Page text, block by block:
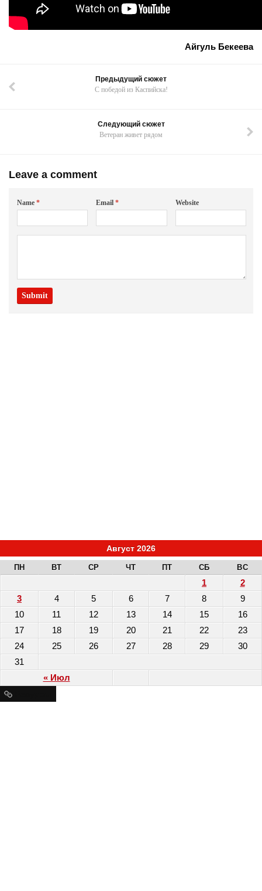
Айгуль Бекеева
Предыдущий сюжет
С победой из Каспийска!
Следующий сюжет
Ветеран живет рядом
Leave a comment
Name * Email* Website
Август 2026
ПН ВТ СР ЧТ ПТ СБ ВС
« Июл
1
2
3
4 5 6 7 8
9
10
11 12 13 14 15
16
17
18 19 20 21 22
23
24
25 26 27 28 29
30
31